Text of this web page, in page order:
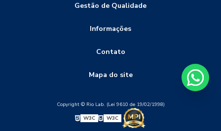
ensaios não destrutivos inspeção visual
ensaios não destrutivos termografia
teste de solda eletrodo revestido
teste de solda mig
Gestão de Qualidade
Informações
Contato
Mapa do site
Copyright © Rio Lab. (Lei 9610 de 19/02/1998)
W3C
W3C